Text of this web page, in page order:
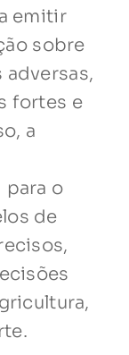
emitir
sobre
fortes e
a
o
de